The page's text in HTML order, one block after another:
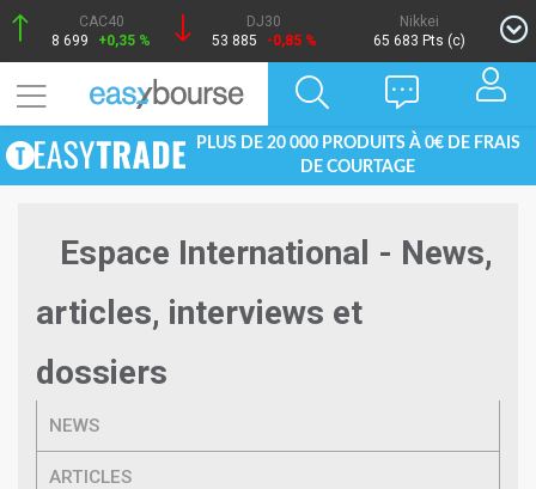
CAC40
8 699
+0,35 %
DJ30
53 885
-0,85 %
Nikkei
65 683 Pts (c)
PLUS DE 20 000 PRODUITS À 0€ DE FRAIS
DE COURTAGE
Espace International - News,
articles, interviews et
dossiers
NEWS
ARTICLES